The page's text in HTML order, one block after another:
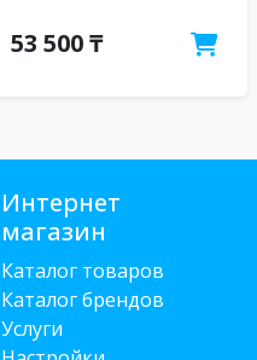
53 500 ₸
Интернет
магазин
Каталог товаров
Каталог брендов
Услуги